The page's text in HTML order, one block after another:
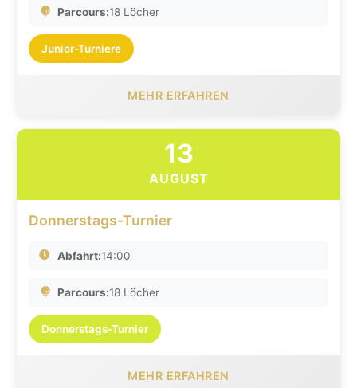
Parcours:18 Löcher
Junior-Turniere
MEHR ERFAHREN
13
AUGUST
Donnerstags-Turnier
Abfahrt:14:00
Parcours:18 Löcher
Donnerstags-Turnier
MEHR ERFAHREN